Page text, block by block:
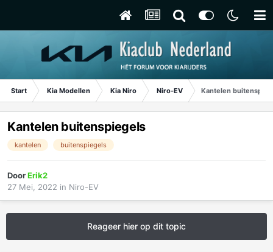
Start Kia Modellen Kia Niro Niro-EV Kantelen
Kantelen buitenspiegels
kantelen buitenspiegels
DoorErik2
27 Mei, 2022 in Niro-EV
Reageer hier op dit topic